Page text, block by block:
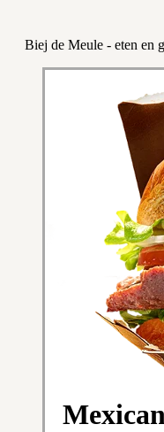
Biej de Meule - eten en